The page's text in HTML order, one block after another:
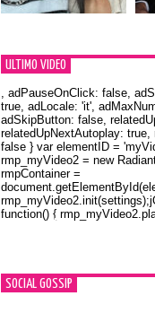
ULTIMO VIDEO
Orlando Bloom e la t-shirt
, adPauseOnClick: false,
true, adLocale: 'it',
adSkipButton: false,
relatedUpNextAutoplay: true,
false } var elementID =
rmp_myVideo2 = new
rmpContainer =
function() {
SOCIAL GOSSIP